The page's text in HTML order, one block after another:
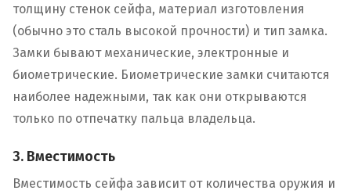
толщину стенок сейфа, материал изготовления
(обычно это сталь высокой прочности) и тип замка.
Замки бывают механические, электронные и
биометрические. Биометрические замки считаются
наиболее надежными, так как они открываются
только по отпечатку пальца владельца.
3. Вместимость
Вместимость сейфа зависит от количества оружия и